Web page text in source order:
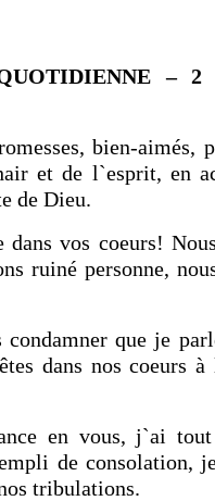
– 2
bien-aimés,
et de l`esprit, en
de Dieu.
dans vos coeurs!
ruiné personne,
que je
dans nos coeurs
en vous, j`ai
de consolation,
tribulations.